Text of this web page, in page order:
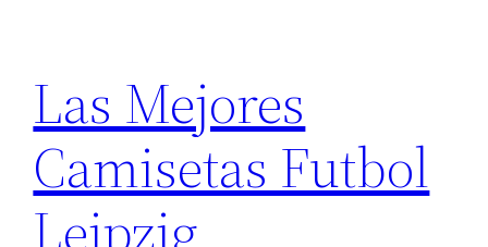
contenido
Las Mejores
Camisetas Futbol
Leipzig